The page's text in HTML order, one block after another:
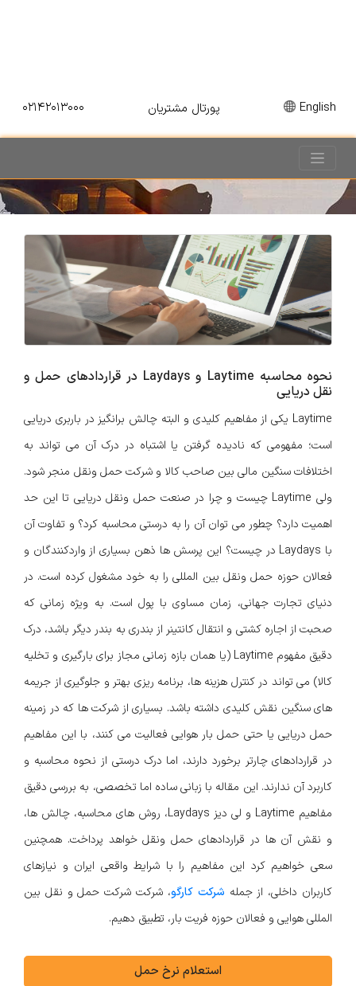
English پورتال مشتریان ۰۲۱۴۲۰۱۳۰۰۰
نحوه محاسبه Laytime و Laydays در قراردادهای حمل و
نقل دریایی
Laytime یکی از مفاهیم کلیدی و البته چالش برانگیز در باربری دریایی
است؛ مفهومی که نادیده گرفتن یا اشتباه در درک آن می تواند به
اختلافات سنگین مالی بین صاحب کالا و شرکت حمل ونقل منجر شود.
ولی Laytime چیست و چرا در صنعت حمل ونقل دریایی تا این حد
اهمیت دارد؟ چطور می توان آن را به درستی محاسبه کرد؟ و تفاوت آن
با Laydays در چیست؟ این پرسش ها ذهن بسیاری از واردکنندگان و
فعالان حوزه حمل ونقل بین المللی را به خود مشغول کرده است. در
دنیای تجارت جهانی، زمان مساوی با پول است. به ویژه زمانی که
صحبت از اجاره کشتی و انتقال کانتینر از بندری به بندر دیگر باشد، درک
دقیق مفهوم Laytime (یا همان بازه زمانی مجاز برای بارگیری و تخلیه
کالا) می تواند در کنترل هزینه ها، برنامه ریزی بهتر و جلوگیری از جریمه
های سنگین نقش کلیدی داشته باشد. بسیاری از شرکت ها که در زمینه
حمل دریایی یا حتی حمل بار هوایی فعالیت می کنند، با این مفاهیم
در قراردادهای چارتر برخورد دارند، اما درک درستی از نحوه محاسبه و
کاربرد آن ندارند. این مقاله با زبانی ساده اما تخصصی، به بررسی دقیق
مفاهیم Laytime و لی دیز Laydays، روش های محاسبه، چالش ها،
و نقش آن ها در قراردادهای حمل ونقل خواهد پرداخت. همچنین
سعی خواهیم کرد این مفاهیم را با شرایط واقعی ایران و نیازهای
کاربران داخلی، از جمله شرکت کارگو، شرکت شرکت حمل و نقل بین
المللی هوایی و فعالان حوزه فریت بار، تطبیق دهیم.
استعلام نرخ حمل